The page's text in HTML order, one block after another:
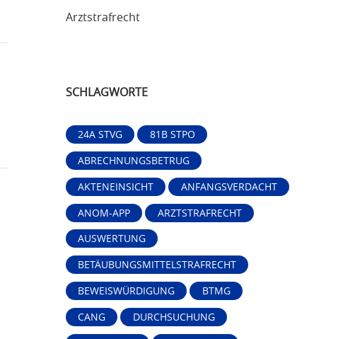
Arztstrafrecht
SCHLAGWORTE
24A STVG
81B STPO
ABRECHNUNGSBETRUG
AKTENEINSICHT
ANFANGSVERDACHT
ANOM-APP
ARZTSTRAFRECHT
AUSWERTUNG
BETÄUBUNGSMITTELSTRAFRECHT
BEWEISWÜRDIGUNG
BTMG
CANG
DURCHSUCHUNG